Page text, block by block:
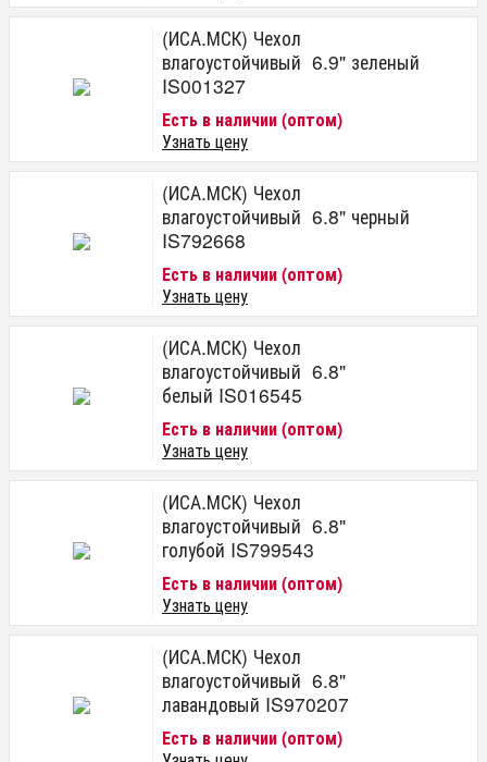
(ИСА.МСК) Чехол
влагоустойчивый 6.9" зеленый
IS001327
Есть в наличии (оптом)
Узнать цену
(ИСА.МСК) Чехол
влагоустойчивый 6.8" черный
IS792668
Есть в наличии (оптом)
Узнать цену
(ИСА.МСК) Чехол
влагоустойчивый 6.8"
белый IS016545
Есть в наличии (оптом)
Узнать цену
(ИСА.МСК) Чехол
влагоустойчивый 6.8"
голубой IS799543
Есть в наличии (оптом)
Узнать цену
(ИСА.МСК) Чехол
влагоустойчивый 6.8"
лавандовый IS970207
Есть в наличии (оптом)